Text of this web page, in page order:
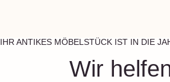
IHR ANTIKES MÖBELSTÜCK IST IN DIE
Wir